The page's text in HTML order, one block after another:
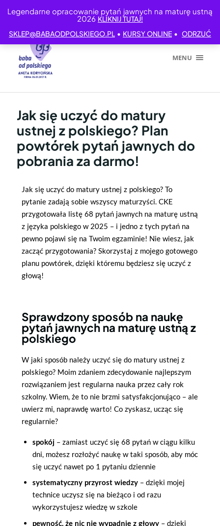
Legendarne opracowanie pytań jawnych na maturę ustną
2026 KLIKNIJ TUTAJ!
SKLEP@BABAODPOLSKIEGO.PL • KURSY ONLINE • ODRZUĆ
MENU
Jak się uczyć do matury
ustnej z polskiego? Plan
powtórek pytań jawnych do
pobrania za darmo!
Jak się uczyć do matury ustnej z polskiego? To
pytanie zadają sobie wszyscy maturzyści. CKE
przygotowała listę 68 pytań jawnych na maturę ustną
z języka polskiego w 2025 – i jedno z tych pytań na
pewno pojawi się na Twoim egzaminie! Nie wiesz, jak
zacząć przygotowania? Skorzystaj z mojego gotowego
planu powtórek, dzięki któremu będziesz się uczyć z
głową!
Sprawdzony sposób na naukę
pytań jawnych na maturę ustną z
polskiego
W jaki sposób należy uczyć się do matury ustnej z
polskiego? Moim zdaniem zdecydowanie najlepszym
rozwiązaniem jest regularna nauka przez cały rok
szkolny. Wiem, że to nie brzmi satysfakcjonująco – ale
uwierz mi, naprawdę warto! Co zyskasz, ucząc się
regularnie?
spokój – zamiast uczyć się 68 pytań w ciągu kilku
dni, możesz rozłożyć naukę w taki sposób, aby móc
się uczyć nawet po 1 pytaniu dziennie
systematyczny przyrost wiedzy – dzięki mojej
technice uczysz się na bieżąco i od razu
wykorzystujesz wiedzę w szkole
pewność, że nic nie wypadnie z głowy – dzięki